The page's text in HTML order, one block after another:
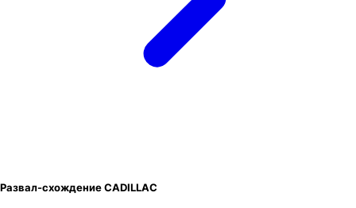
Развал-схождение CADILLAC